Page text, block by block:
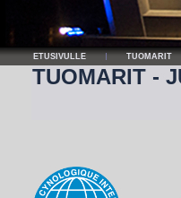
ETUSIVULLE TUOMARIT
TUOMARIT -